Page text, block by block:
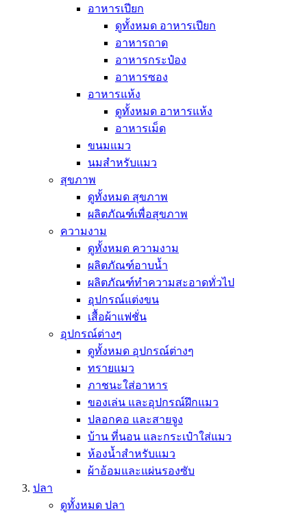
อาหารเปียก
ดูทั้งหมด อาหารเปียก
อาหารถาด
อาหารกระป๋อง
อาหารซอง
อาหารแห้ง
ดูทั้งหมด อาหารแห้ง
อาหารเม็ด
ขนมแมว
นมสำหรับแมว
สุขภาพ
ดูทั้งหมด สุขภาพ
ผลิตภัณฑ์เพื่อสุขภาพ
ความงาม
ดูทั้งหมด ความงาม
ผลิตภัณฑ์อาบน้ำ
ผลิตภัณฑ์ทำความสะอาดทั่วไป
อุปกรณ์แต่งขน
เสื้อผ้าแฟชั่น
อุปกรณ์ต่างๆ
ดูทั้งหมด อุปกรณ์ต่างๆ
ทรายแมว
ภาชนะใส่อาหาร
ของเล่น และอุปกรณ์ฝึกแมว
ปลอกคอ และสายจูง
บ้าน ที่นอน และกระเป๋าใส่แมว
ห้องน้ำสำหรับแมว
ผ้าอ้อมและแผ่นรองซับ
ปลา
ดูทั้งหมด ปลา